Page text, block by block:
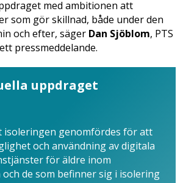
med ambitionen att
som gör skillnad, både under den
och efter, säger Dan Sjöblom, PTS
pressmeddelande.
uppdraget
isoleringen genomfördes för att
och användning av digitala
för äldre inom
de som befinner sig i isolering